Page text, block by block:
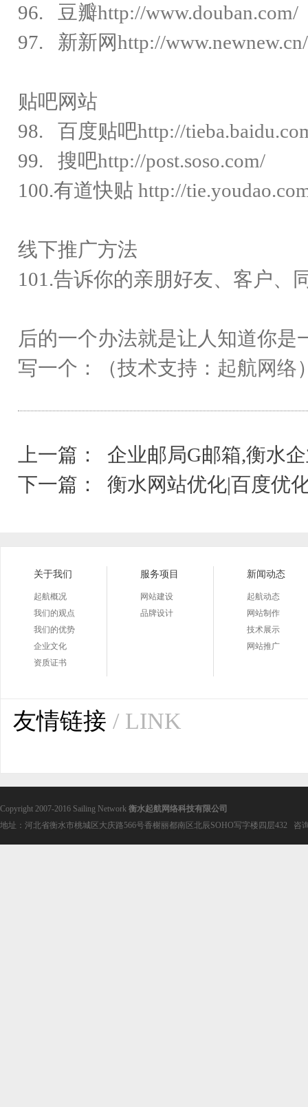
96. 豆瓣http://www.douban.com/
97. 新新网http://www.newnew.cn/
贴吧网站
98. 百度贴吧http://
99. 搜吧http://post.soso.com/
100.有道快贴 http://
线下推广方法
101.告诉你的亲朋好友、客户、
后的一个办法就是让人知道你
写一个：（技术支持： 起航网络
上一篇：
企业邮局G邮箱,衡水
下一篇：
衡水网站优化|百度优
关于我们
起航概况
我们的观点
我们的优势
企业文化
资质证书
服务项目
网站建设
品牌设计
新闻动态
起航动态
网站制作
技术展示
网站推广
友情链接 / LINK
Copyright 2007-2016 Sailing Network 衡水起航网络科技有限公司
地址：河北省衡水市桃城区大庆路566号香榭丽都南区北辰SOHO写字楼四层432